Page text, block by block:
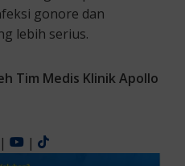
gonore dan
lebih serius.
Tim Medis Klinik Apollo
| |